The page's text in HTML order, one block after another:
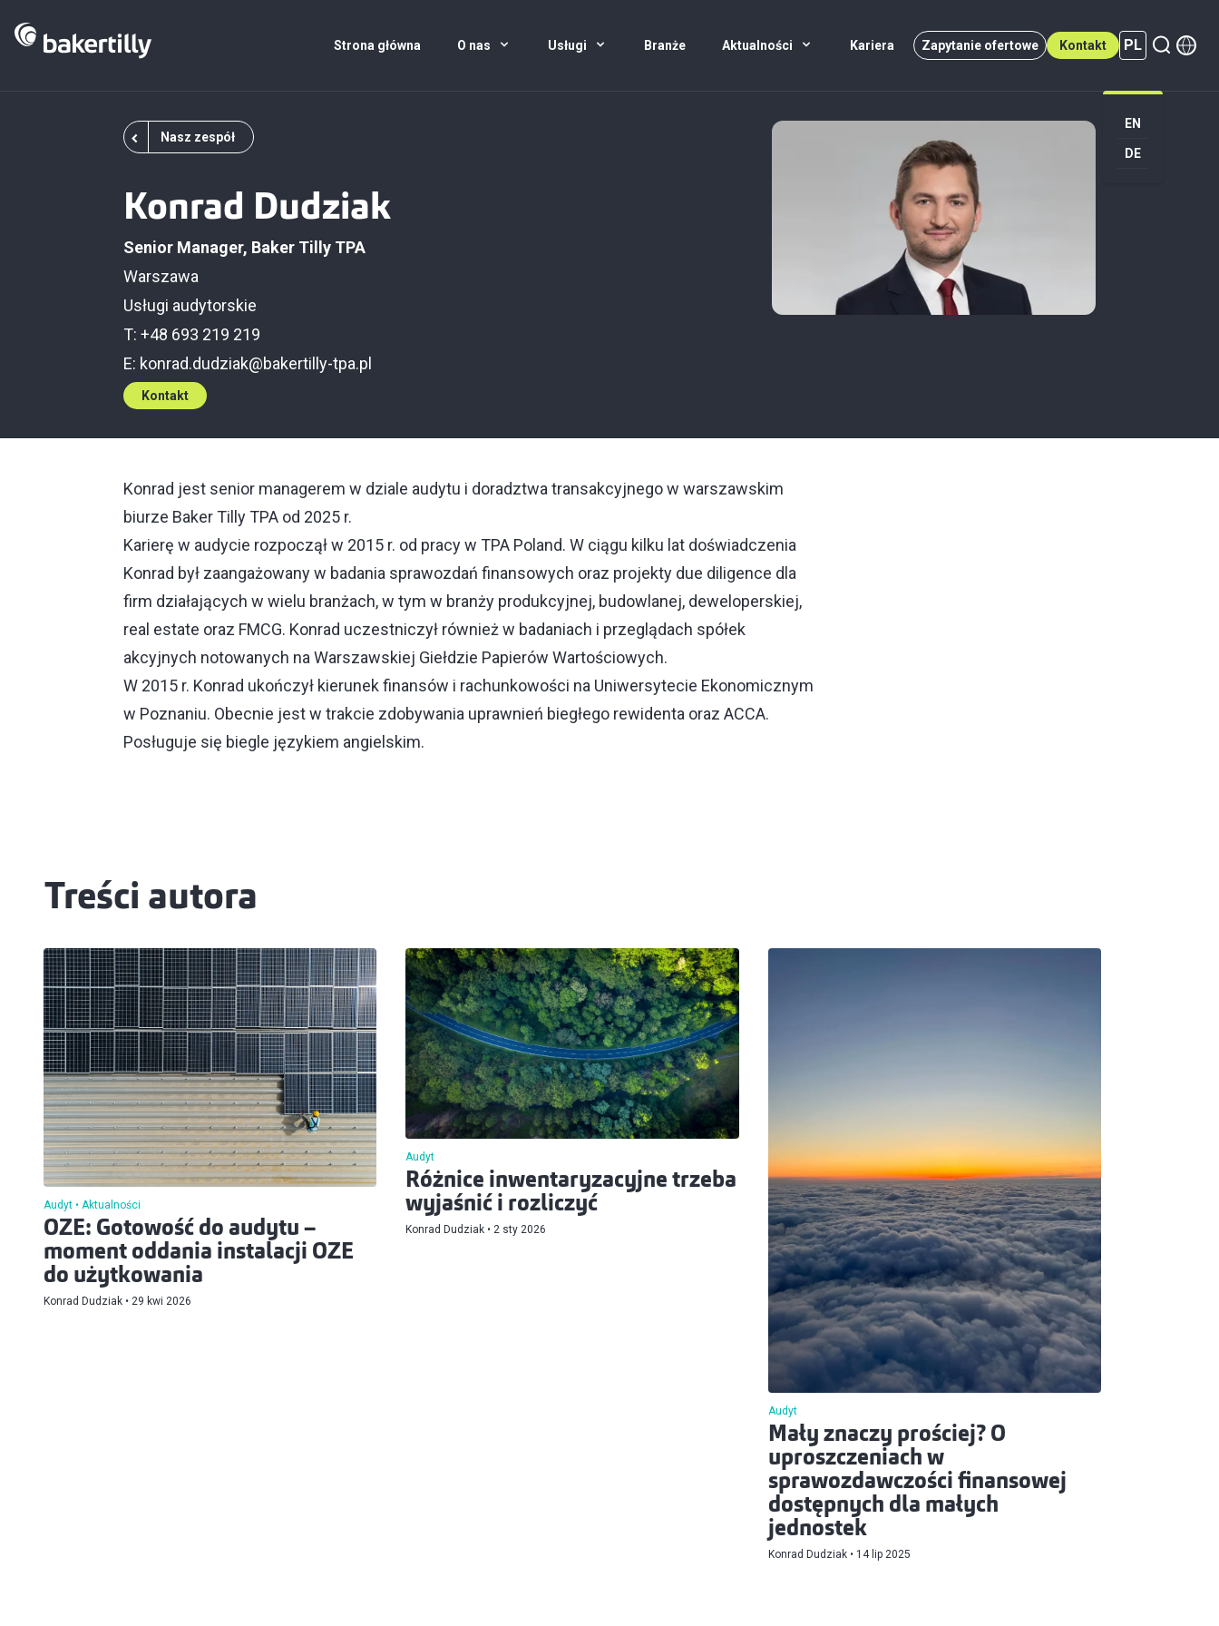
Strona główna O nas Usługi Branże Aktualności Kariera Zapytanie ofertowe Kontakt PL
PL (active)
EN
DE
Nasz zespół
Konrad Dudziak
Senior Manager, Baker Tilly TPA
Warszawa
Usługi audytorskie
T: +48 693 219 219
E: konrad.dudziak@bakertilly-tpa.pl
Kontakt
Konrad jest senior managerem w dziale audytu i doradztwa transakcyjnego w warszawskim
biurze Baker Tilly TPA od 2025 r.
Karierę w audycie rozpoczął w 2015 r. od pracy w TPA Poland. W ciągu kilku lat doświadczenia
Konrad był zaangażowany w badania sprawozdań finansowych oraz projekty due diligence dla
firm działających w wielu branżach, w tym w branży produkcyjnej, budowlanej, deweloperskiej,
real estate oraz FMCG. Konrad uczestniczył również w badaniach i przeglądach spółek
akcyjnych notowanych na Warszawskiej Giełdzie Papierów Wartościowych.
W 2015 r. Konrad ukończył kierunek finansów i rachunkowości na Uniwersytecie Ekonomicznym
w Poznaniu. Obecnie jest w trakcie zdobywania uprawnień biegłego rewidenta oraz ACCA.
Posługuje się biegle językiem angielskim.
Treści autora
Audyt Aktualności
OZE: Gotowość do audytu –
moment oddania instalacji OZE
do użytkowania
Konrad Dudziak 29 kwi 2026
Audyt
Różnice inwentaryzacyjne trzeba
wyjaśnić i rozliczyć
Konrad Dudziak 2 sty 2026
Audyt
Mały znaczy prościej? O
uproszczeniach w
sprawozdawczości finansowej
dostępnych dla małych
jednostek
Konrad Dudziak 14 lip 2025